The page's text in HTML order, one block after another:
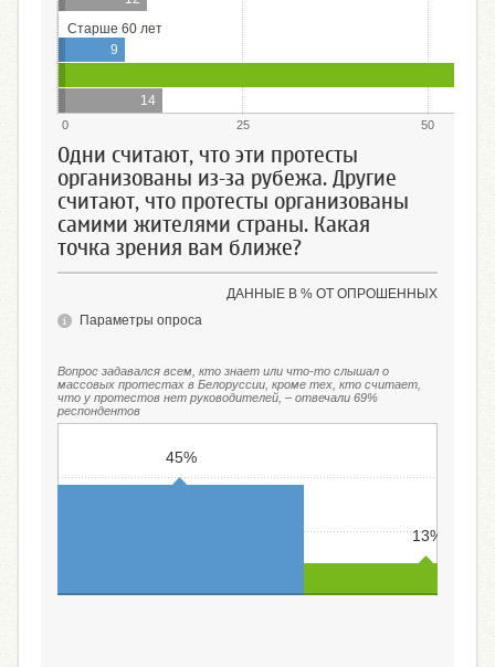
Старше 60 лет
9
14
0 25 50
Одни считают, что эти протесты
организованы из-за рубежа. Другие
считают, что протесты организованы
самими жителями страны. Какая
точка зрения вам ближе?
ДАННЫЕ В % ОТ ОПРОШЕННЫХ
Параметры опроса
Вопрос задавался всем, кто знает или что-то слышал о
массовых протестах в Белоруссии, кроме тех, кто считает,
что у протестов нет руководителей, – отвечали 69%
респондентов
45%
13%